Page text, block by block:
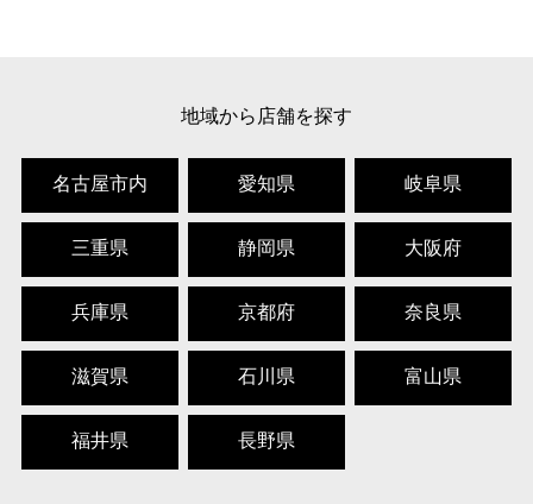
地域から店舗を探す
名古屋市内 愛知県 岐阜県
三重県 静岡県 大阪府
兵庫県 京都府 奈良県
滋賀県 石川県 富山県
福井県 長野県